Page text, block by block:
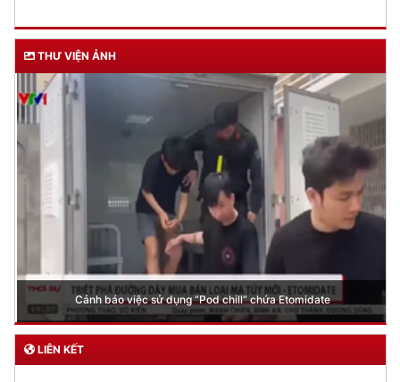
THƯ VIỆN ẢNH
Cảnh báo việc sử dụng “Pod chill” chứa Etomidate
LIÊN KẾT